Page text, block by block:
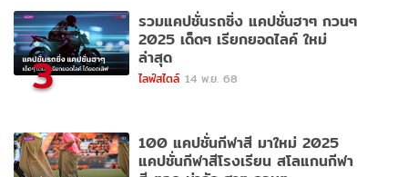
3
รวมแคปชั่นรถซิ่ง แคปชั่นฮาๆ กวนๆ
2025 เด็ดๆ เรียกยอดไลค์ ใหม่
ล่าสุด
ไลฟ์สไตล์ 14 พ.ย. 68
100 แคปชั่นกีฬาสี มาใหม่ 2025
แคปชั่นกีฬาสีโรงเรียน สโลแกนกีฬา